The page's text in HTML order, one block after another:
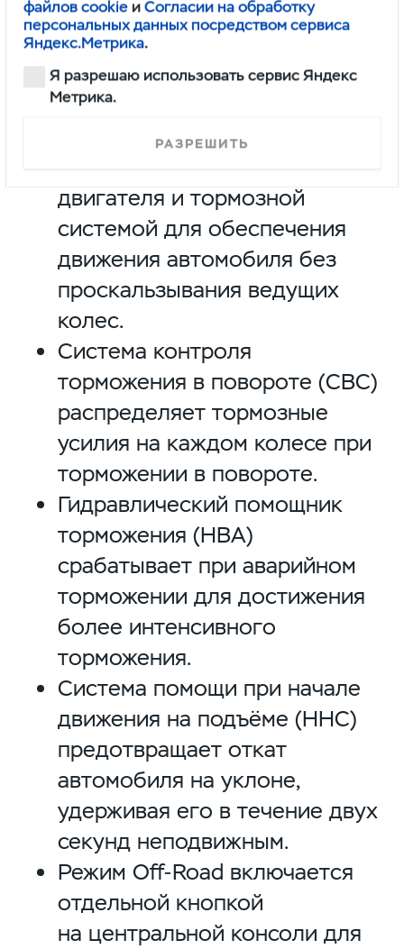
систем по повышению активной
безопасности:
Система контроля тягового
усилия (TCS) управляет
двигателя и тормозной
системой для обеспечения
движения автомобиля без
проскальзывания ведущих
колес.
Система контроля
торможения в повороте (CBC)
распределяет тормозные
усилия на каждом колесе при
торможении в повороте.
Гидравлический помощник
торможения (HBA)
срабатывает при аварийном
торможении для достижения
более интенсивного
торможения.
Система помощи при начале
движения на подъёме (HHC)
предотвращает откат
автомобиля на уклоне,
удерживая его в течение двух
секунд неподвижным.
Режим Off-Road включается
отдельной кнопкой
на центральной консоли для
файлов cookie иСогласии на обработку
персональных данных посредством сервиса
Яндекс.Метрика.
Я разрешаю использовать сервис Яндекс
Метрика.
РАЗРЕШИТЬ